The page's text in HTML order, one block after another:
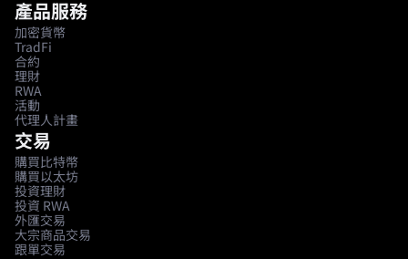
產品服務
加密貨幣
TradFi
合約
理財
RWA
活動
代理人計畫
交易
購買比特幣
購買以太坊
投資理財
投資 RWA
外匯交易
大宗商品交易
跟單交易